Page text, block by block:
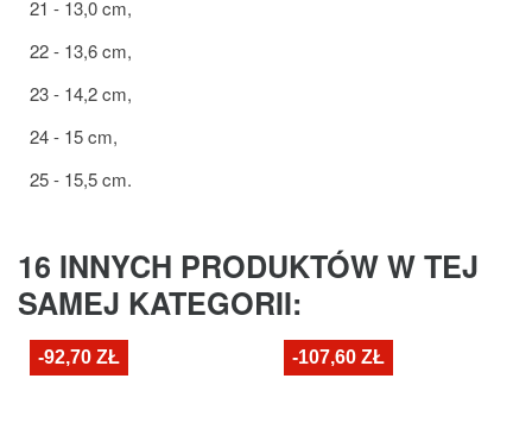
21 - 13,0 cm,
22 - 13,6 cm,
23 - 14,2 cm,
24 - 15 cm,
25 - 15,5 cm.
16 INNYCH PRODUKTÓW W TEJ
SAMEJ KATEGORII:
-92,70 ZŁ -107,60 ZŁ